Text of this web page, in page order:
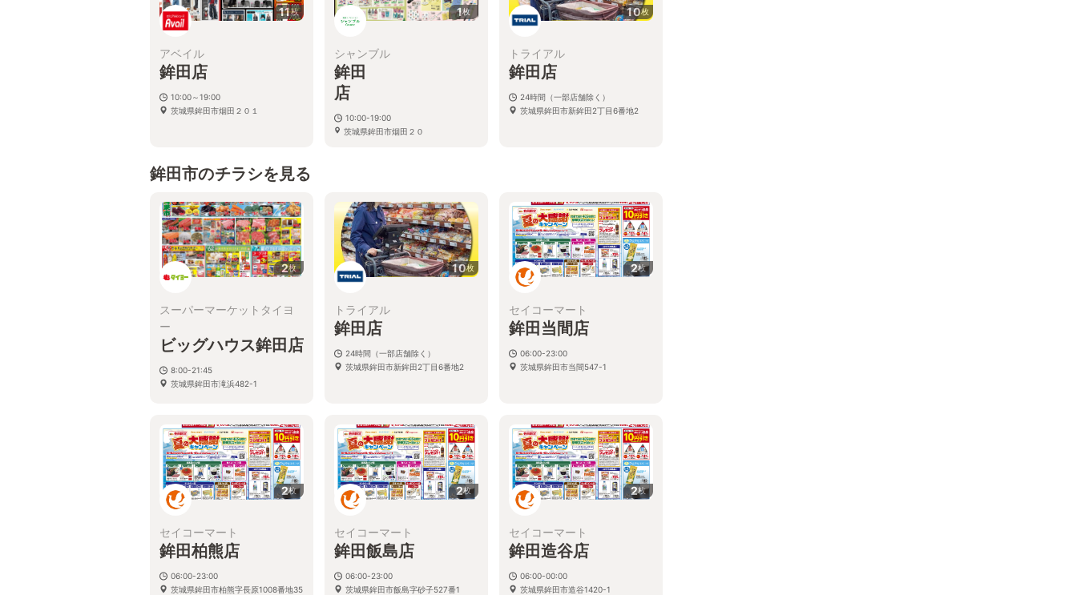
11枚
アベイル
鉾田店
10:00～19:00
茨城県鉾田市烟田２０１
1枚
シャンブル
鉾田
店
10:00-19:00
茨城県鉾田市烟田２０
10枚
トライアル
鉾田店
24時間（一部店舗除く）
茨城県鉾田市新鉾田2丁目6番地2
鉾田市のチラシを見る
2枚
スーパーマーケットタイヨ
ー
ビッグハウス鉾田店
8:00-21:45
茨城県鉾田市滝浜482-1
10枚
トライアル
鉾田店
24時間（一部店舗除く）
茨城県鉾田市新鉾田2丁目6番地2
2枚
セイコーマート
鉾田当間店
06:00-23:00
茨城県鉾田市当間547-1
2枚
セイコーマート
鉾田柏熊店
06:00-23:00
茨城県鉾田市柏熊字長原1008番地35
2枚
セイコーマート
鉾田飯島店
06:00-23:00
茨城県鉾田市飯島字砂子527番1
2枚
セイコーマート
鉾田造谷店
06:00-00:00
茨城県鉾田市造谷1420-1